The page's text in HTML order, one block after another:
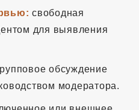
свободная
для выявления
обсуждение
модератора.